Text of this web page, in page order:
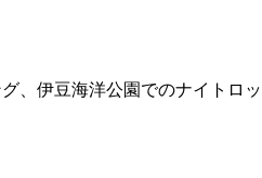
、伊豆海洋公園でのナイトロッ